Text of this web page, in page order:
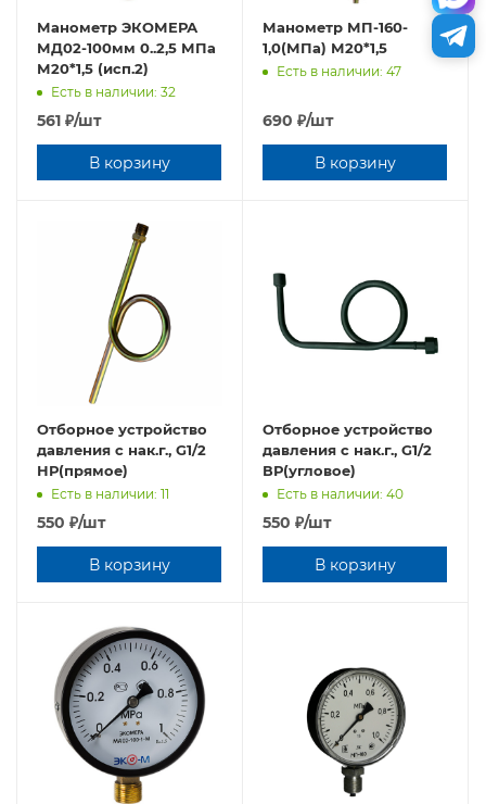
Манометр ЭКОМЕРА
МД02-100мм 0..2,5 МПа
М20*1,5 (исп.2)
Есть в наличии: 32
561 ₽/шт
В корзину
Манометр МП-160-
1,0(МПа) М20*1,5
Есть в наличии: 47
690 ₽/шт
В корзину
Отборное устройство
давления с нак.г., G1/2
НР(прямое)
Есть в наличии: 11
550 ₽/шт
В корзину
Отборное устройство
давления с нак.г., G1/2
ВР(угловое)
Есть в наличии: 40
550 ₽/шт
В корзину